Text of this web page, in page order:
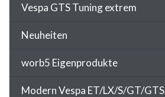
Vespa GTS Tuning extrem
Neuheiten
worb5 Eigenprodukte
Modern Vespa ET/LX/S/GT/GTS